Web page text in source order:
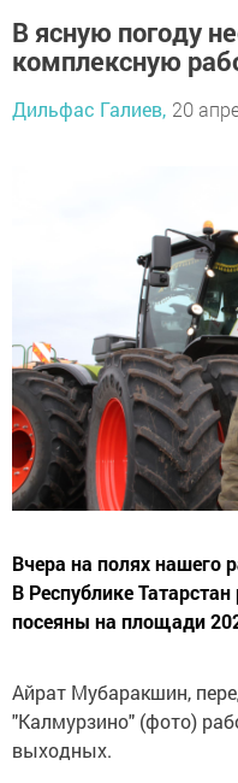
В ясную погоду
комплексную
Дильфас Галиев, 20
Вчера на полях нашего
В Республике
посеяны на площади
Айрат Мубаракшин,
"Калмурзино" (фото)
выходных.